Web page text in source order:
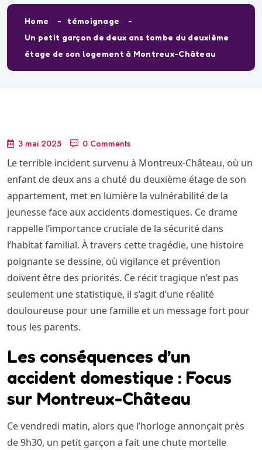
Home
témoignage
Un petit garçon de deux ans tombe du deuxième
étage de son logement à Montreux-Château
3 mai 2025 0 Comments
Le terrible incident survenu à Montreux-Château, où un
enfant de deux ans a chuté du deuxième étage de son
appartement, met en lumière la vulnérabilité de la
jeunesse face aux accidents domestiques. Ce drame
rappelle l’importance cruciale de la sécurité dans
l’habitat familial. À travers cette tragédie, une histoire
poignante se dessine, où vigilance et prévention
doivent être des priorités. Ce récit tragique n’est pas
seulement une statistique, il s’agit d’une réalité
douloureuse pour une famille et un message fort pour
tous les parents.
Les conséquences d’un
accident domestique : Focus
sur Montreux-Château
Ce vendredi matin, alors que l’horloge annonçait près
de 9h30, un petit garçon a fait une chute mortelle